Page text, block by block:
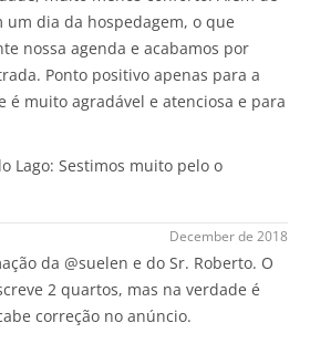
dia da hospedagem, o que
nossa agenda e acabamos por
Ponto positivo apenas para a
é muito agradável e atenciosa e para
Lago: Sestimos muito pelo o
December de 2018
da @suelen e do Sr. Roberto. O
2 quartos, mas na verdade é
correção no anúncio.